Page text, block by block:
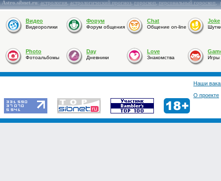
Astro.sibnet.ru:астрология,астрологический прогноз,гороскоп,персональный гороскоп,
Видео
Видеоролики
Форум
Форум общения
Chat
Общение on-line
Joke
Photo
Фотоальбомы
Day
Дневники
Love
Знакомства Игры
Наши
О проекте